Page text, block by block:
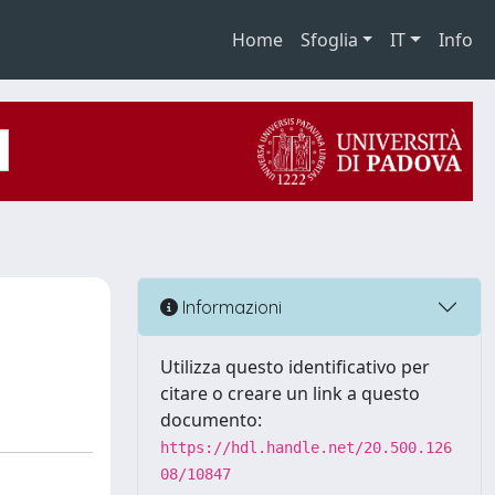
Home Sfoglia IT Info
Informazioni
Utilizza questo identificativo per
citare o creare un link a questo
documento:
https://hdl.handle.net/20.500.126
08/10847